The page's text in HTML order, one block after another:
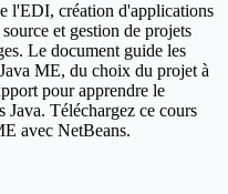
l'EDI, création d'applications
et gestion de projets
Le document guide les
ME, du choix du projet à
pour apprendre le
Téléchargez ce cours
avec NetBeans.